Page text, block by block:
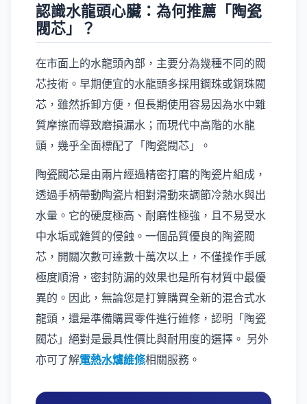
認識水龍頭心臟：為何推薦「陶瓷
閥芯」？
在市面上的水龍頭內部，主要分為幾種不同的閥
芯技術。早期便宜的水龍頭多採用鋼珠或銅珠閥
芯，雖然拆卸方便，但長期使用容易因為水中雜
質摩擦而導致磨損漏水；而現代中高階的水龍
頭，幾乎全面標配了「陶瓷閥芯」。
陶瓷閥芯是由兩片經過精密打磨的陶瓷片組成，
透過手柄帶動陶瓷片相對滑動來調節冷熱水與出
水量。它的硬度極高、耐磨性極強，且不易受水
中水垢或雜質的侵蝕。一個品質優良的陶瓷閥
芯，開關次數可達數十萬次以上，不僅操作手感
極度順滑，密封防漏的效果也是所有材質中最優
異的。因此，無論您是打算購買全新的混合式水
龍頭，還是準備購買零件進行維修，認明「陶瓷
閥芯」絕對是最具性價比與耐用度的選擇。 另外
亦可了解電熱水爐維修相關服務。